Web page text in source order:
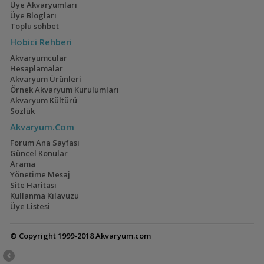
Ateşağız
Mavi Melek Karides
Cyrtocara Moorii
Üye Akvaryumları
Üye Blogları
Toplu sohbet
Hobici Rehberi
Akvaryumcular
Hesaplamalar
Akvaryum Ürünleri
Örnek Akvaryum Kurulumları
Akvaryum Kültürü
Sözlük
Akvaryum.Com
Forum Ana Sayfası
Güncel Konular
Arama
Yönetime Mesaj
Site Haritası
Kullanma Kılavuzu
Üye Listesi
© Copyright 1999-2018 Akvaryum.com